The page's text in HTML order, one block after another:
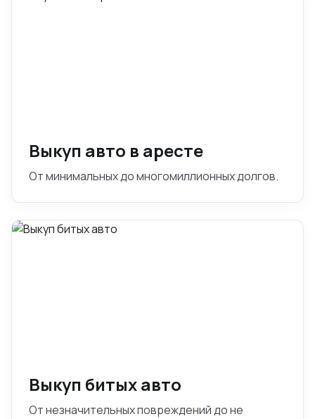
Выкуп авто в аресте
От минимальных до многомиллионных долгов.
Выкуп битых авто
От незначительных повреждений до не